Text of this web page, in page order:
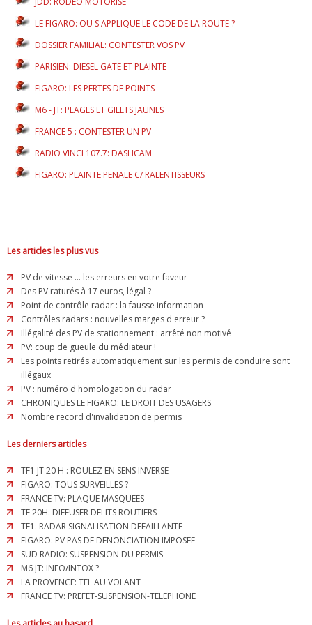
LE FIGARO: OU S'APPLIQUE LE CODE DE LA ROUTE ?
DOSSIER FAMILIAL: CONTESTER VOS PV
PARISIEN: DIESEL GATE ET PLAINTE
FIGARO: LES PERTES DE POINTS
M6 - JT: PEAGES ET GILETS JAUNES
FRANCE 5 : CONTESTER UN PV
RADIO VINCI 107.7: DASHCAM
FIGARO: PLAINTE PENALE C/ RALENTISSEURS
Les articles les plus vus
PV de vitesse ... les erreurs en votre faveur
Des PV raturés à 17 euros, légal ?
Point de contrôle radar : la fausse information
Contrôles radars : nouvelles marges d'erreur ?
Illégalité des PV de stationnement : arrêté non motivé
PV: coup de gueule du médiateur !
Les points retirés automatiquement sur les permis de conduire sont
illégaux
PV : numéro d'homologation du radar
CHRONIQUES LE FIGARO: LE DROIT DES USAGERS
Nombre record d'invalidation de permis
Les derniers articles
TF1 JT 20 H : ROULEZ EN SENS INVERSE
FIGARO: TOUS SURVEILLES ?
FRANCE TV: PLAQUE MASQUEES
TF 20H: DIFFUSER DELITS ROUTIERS
TF1: RADAR SIGNALISATION DEFAILLANTE
FIGARO: PV PAS DE DENONCIATION IMPOSEE
SUD RADIO: SUSPENSION DU PERMIS
M6 JT: INFO/INTOX ?
LA PROVENCE: TEL AU VOLANT
FRANCE TV: PREFET-SUSPENSION-TELEPHONE